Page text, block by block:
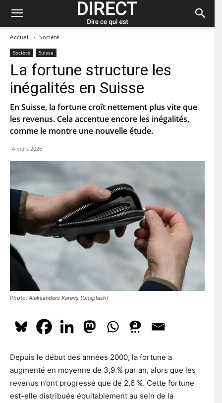
Accueil Société
Société Suisse
La fortune structure les
inégalités en Suisse
En Suisse, la fortune croît nettement plus vite que
les revenus. Cela accentue encore les inégalités,
comme le montre une nouvelle étude.
4 mars 2026
Photo: Aleksanders Karevs (Unsplash)
Depuis le début des années 2000, la fortune a
augmenté en moyenne de 3,9 % par an, alors que les
revenus n’ont progressé que de 2,6 %. Cette fortune
est-elle distribuée équitablement au sein de la
Restez à jour et abonnez-vous à notre
newsletter « direct ».
r
é
o
o
m
a
u
*
o
p
s
t
En t'inscrivant à la newsletter, tu acceptes que le PS te tienne
au courant de l'actualité. Pour en savoir plus, cliquezici.